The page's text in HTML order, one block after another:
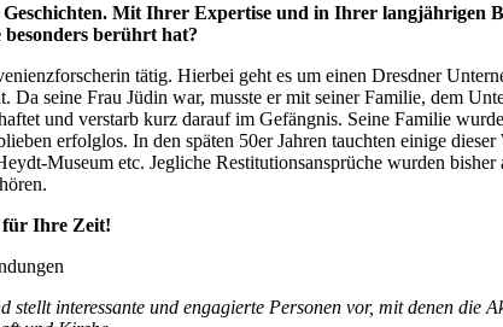
Mit Ihrer Expertise und in Ihrer langjährigen
berührt hat?
tätig. Hierbei geht es um einen Dresdner
Da seine Frau Jüdin war, musste er mit seiner Familie, dem
und verstarb kurz darauf im Gefängnis. Seine Familie
erfolglos. In den späten 50er Jahren tauchten einige
Museum etc. Jegliche Restitutionsansprüche wurden
für Ihre Zeit!
interessante und engagierte Personen vor, mit denen die